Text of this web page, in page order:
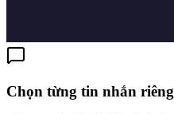
Chọn từng tin nhắn riêng